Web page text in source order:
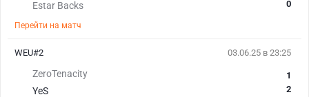
Estar Backs
0
Перейти на матч
03.06.25 в 23:25
ZeroTenacity
YeS
1
2
WEU#2